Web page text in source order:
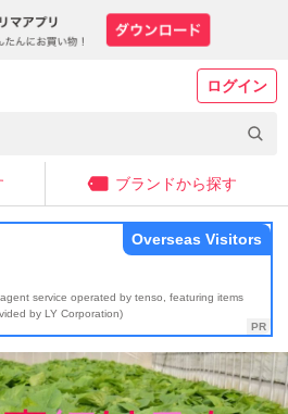
ログイン
ブランドから探す
service operated by tenso, featuring items
by LY Corporation)
Overseas Visitors